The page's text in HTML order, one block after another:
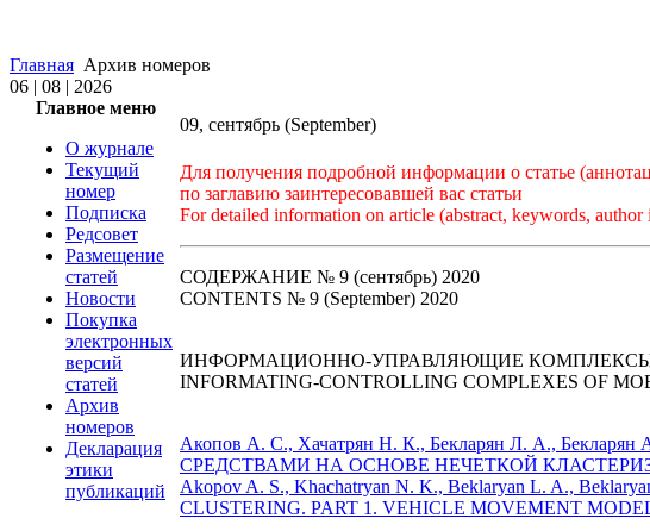
Главная Архив номеров
06 | 08 | 2026
Главное меню
О журнале
Текущий
номер
Подписка
Редсовет
Размещение
статей
Новости
Покупка
электронных
версий
статей
Архив
номеров
Декларация
этики
публикаций
09, сентябрь (September)
Для получения подробной информации о статье
по заглавию заинтересовавшей вас статьи
For detailed information on article (abstract, keywords,
СОДЕРЖАНИЕ № 9 (сентябрь) 2020
CONTENTS № 9 (September) 2020
ИНФОРМАЦИОННО-УПРАВЛЯЮЩИЕ
INFORMATING-CONTROLLING COMPLEXES OF
Акопов А. С., Хачатрян Н. К., Бекларян Л. А.,
СРЕДСТВАМИ НА ОСНОВЕ НЕЧЕТКОЙ
Akopov A. S., Khachatryan N. K., Beklaryan L. A.,
CLUSTERING. PART 1. VEHICLE MOVEMENT